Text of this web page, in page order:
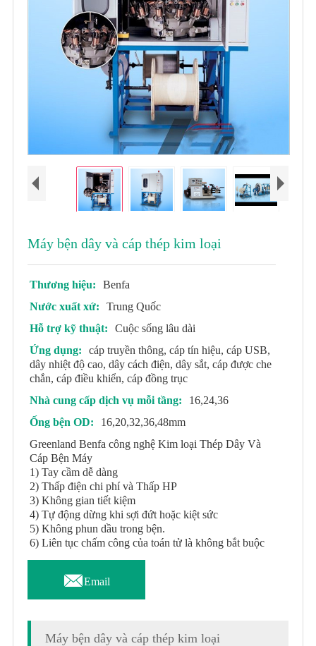
Máy bện dây và cáp thép kim loại
Thương hiệu:
Benfa
Nước xuất xứ:
Trung Quốc
Hỗ trợ kỹ thuật:
Cuộc sống lâu dài
Ứng dụng:
cáp truyền thông, cáp tín hiệu, cáp USB,
dây nhiệt độ cao, dây cách điện, dây sắt, cáp được che
chắn, cáp điều khiển, cáp đồng trục
Nhà cung cấp dịch vụ mỗi tầng:
16,24,36
Ống bện OD:
16,20,32,36,48mm
Greenland Benfa công nghệ Kim loại Thép Dây Và
Cáp Bện Máy
1) Tay cầm dễ dàng
2) Thấp điện chi phí và Thấp HP
3) Không gian tiết kiệm
4) Tự động dừng khi sợi đứt hoặc kiệt sức
5) Không phun dầu trong bện.
6) Liên tục chấm công của toán tử là không bắt buộc
Email
Máy bện dây và cáp thép kim loại